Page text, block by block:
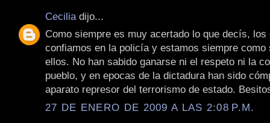
Cecilia dijo...
Como siempre es muy acertado lo que decís, los
confiamos en la policía y estamos siempre como
ellos. No han sabido ganarse ni el respeto ni la
pueblo, y en epocas de la dictadura han sido
aparato represor del terrorismo de estado.
27 DE ENERO DE 2009 A LAS 2:08 P.M.